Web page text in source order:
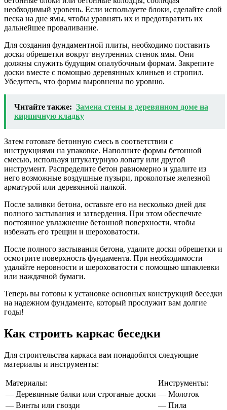
необходимый уровень. Если используете блоки, сделайте слой
песка на дне ямы, чтобы уравнять их и предотвратить их
дальнейшее проваливание.
Для создания фундаментной плиты, необходимо поставить
доски обрешетки вокруг внутренних стенок ямы. Они
должны служить будущим опалубочным формам. Закрепите
доски вместе с помощью деревянных клиньев и стропил.
Убедитесь, что формы выровнены по уровню.
Читайте также: Замена стены в деревянном доме на
кирпичную кладку
Затем готовьте бетонную смесь в соответствии с
инструкциями на упаковке. Наполните формы бетонной
смесью, используя штукатурную лопату или другой
инструмент. Распределите бетон равномерно и удалите из
него возможные воздушные пузыри, проколотые железной
арматурой или деревянной палкой.
После заливки бетона, оставьте его на несколько дней для
полного застывания и затвердения. При этом обеспечьте
постоянное увлажнение бетонной поверхности, чтобы
избежать его трещин и шероховатости.
После полного застывания бетона, удалите доски обрешетки и
осмотрите поверхность фундамента. При необходимости
удаляйте неровности и шероховатости с помощью шпаклевки
или наждачной бумаги.
Теперь вы готовы к установке основных конструкций беседки
на надежном фундаменте, который прослужит вам долгие
годы!
Как строить каркас беседки
Для строительства каркаса вам понадобятся следующие
материалы и инструменты:
Материалы:
Инструменты:
— Деревянные балки или строганые доски — Молоток
— Винты или гвозди
— Пила